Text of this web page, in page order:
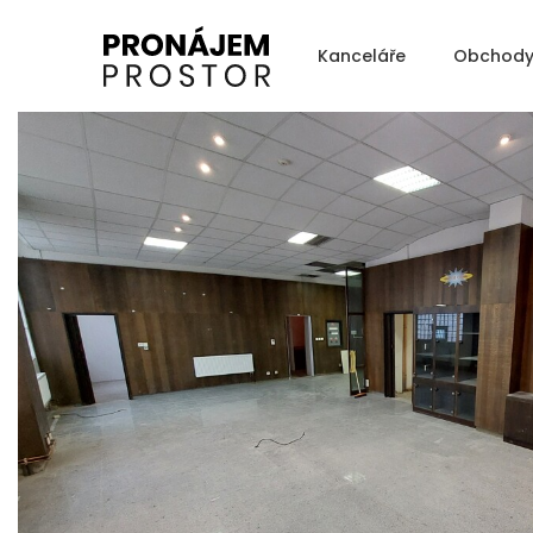
Kanceláře Obchody